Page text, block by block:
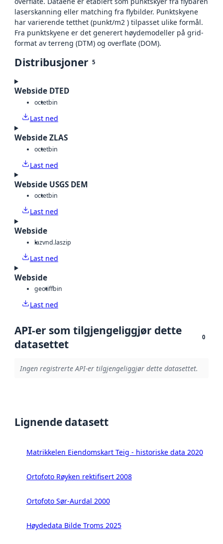
laserskanning eller matching fra flybilder. Punktskyene
har varierende tetthet (punkt/m2 ) tilpasset ulike formål.
Fra punktskyene er det generert høydemodeller på grid-
format av terreng (DTM) og overflate (DOM).
Distribusjoner 5
Webside DTED
octetbin
Last ned
Webside ZLAS
octetbin
Last ned
Webside USGS DEM
octetbin
Last ned
Webside
lazvnd.laszip
Last ned
Webside
geotiffbin
Last ned
API-er som tilgjengeliggjør dette
datasettet
0
Ingen registrerte API-er tilgjengeliggjør dette datasettet.
Lignende datasett
Matrikkelen Eiendomskart Teig - historiske data 2020
Ortofoto Røyken rektifisert 2008
Ortofoto Sør-Aurdal 2000
Høydedata Bilde Troms 2025